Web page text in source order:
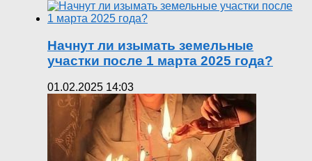
Начнут ли изымать земельные
участки после 1 марта 2025 года?
01.02.2025 14:03